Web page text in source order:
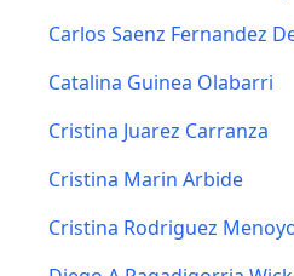
Carlos Saenz Fernandez
Catalina Guinea Olabarri
Cristina Juarez Carranza
Cristina Marin Arbide
Cristina Rodriguez